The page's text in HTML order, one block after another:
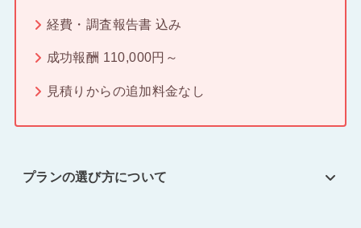
経費・調査報告書 込み
成功報酬 110,000円～
見積りからの追加料金なし
プランの選び方について